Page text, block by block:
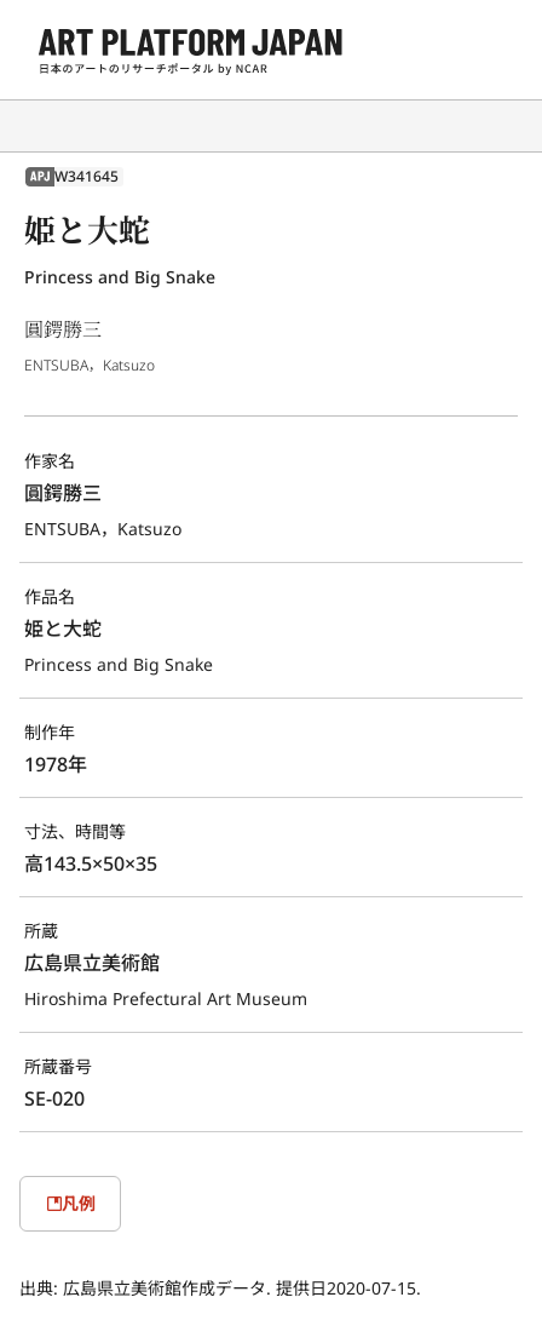
APJ W341645
姫と大蛇
Princess and Big Snake
圓鍔勝三
ENTSUBA，Katsuzo
作家名
圓鍔勝三
ENTSUBA，Katsuzo
作品名
姫と大蛇
Princess and Big Snake
制作年
1978年
寸法、時間等
高143.5×50×35
所蔵
広島県立美術館
Hiroshima Prefectural Art Museum
所蔵番号
SE-020
凡例
出典: 広島県立美術館作成データ. 提供日2020-07-15.